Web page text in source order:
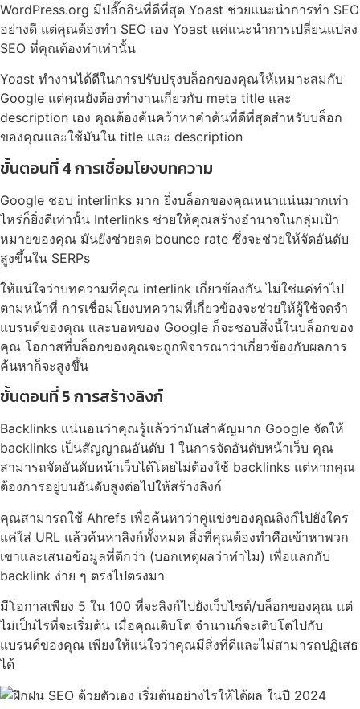
WordPress.org มีปลั๊กอินที่ดีที่สุด Yoast ช่วยแนะนำการทำ SEO
อย่างดี แต่คุณต้องทำ SEO เอง Yoast แค่แนะนำการเปลี่ยนแปลง
SEO ที่คุณต้องทำเท่านั้น
Yoast ทำงานได้ดีในการปรับปรุงบล็อกของคุณให้เหมาะสมกับ
Google แต่คุณยังต้องทำงานเกี่ยวกับ meta title และ
description เอง คุณต้องค้นคว้าหาคำค้นที่ดีที่สุดสำหรับบล็อก
ของคุณและใช้มันใน title และ description
ขั้นตอนที่ 4 การเชื่อมโยงบทความ
Google ชอบ interlinks มาก ยิ่งบล็อกของคุณหนาแน่นมากเท่า
ไหร่ก็ยิ่งดีเท่านั้น Interlinks ช่วยให้คุณสร้างอำนาจในกลุ่มเป้า
หมายของคุณ มันยังช่วยลด bounce rate ซึ่งจะช่วยให้จัดอันดับ
สูงขึ้นใน SERPs
ให้แน่ใจว่าบทความที่คุณ interlink เกี่ยวข้องกัน ไม่ใช่แค่ทำไป
ตามหน้าที่ การเชื่อมโยงบทความที่เกี่ยวข้องจะช่วยให้ผู้ใช้จดจำ
แบรนด์ของคุณ และบอทของ Google ก็จะชอบสิ่งนี้ในบล็อกของ
คุณ โอกาสที่บล็อกของคุณจะถูกพิจารณาว่าเกี่ยวข้องกับผลการ
ค้นหาก็จะสูงขึ้น
ขั้นตอนที่ 5 การสร้างลิงก์
Backlinks แน่นอนว่าคุณรู้แล้วว่ามันสำคัญมาก Google จัดให้
backlinks เป็นสัญญาณอันดับ 1 ในการจัดอันดับหน้าเว็บ คุณ
สามารถจัดอันดับหน้าเว็บได้โดยไม่ต้องใช้ backlinks แต่หากคุณ
ต้องการอยู่บนอันดับสูงต่อไปให้สร้างลิงก์
คุณสามารถใช้ Ahrefs เพื่อค้นหาว่าคู่แข่งของคุณลิงก์ไปยังใคร
แค่ใส่ URL แล้วค้นหาลิงก์ทั้งหมด สิ่งที่คุณต้องทำคือเข้าหาพวก
เขาและเสนอข้อมูลที่ดีกว่า (บอกเหตุผลว่าทำไม) เพื่อแลกกับ
backlink ง่าย ๆ ตรงไปตรงมา
มีโอกาสเพียง 5 ใน 100 ที่จะลิงก์ไปยังเว็บไซต์/บล็อกของคุณ แต่
ไม่เป็นไรที่จะเริ่มต้น เมื่อคุณเติบโต จำนวนก็จะเติบโตไปกับ
แบรนด์ของคุณ เพียงให้แน่ใจว่าคุณมีสิ่งที่ดีและไม่สามารถปฏิเสธ
ได้